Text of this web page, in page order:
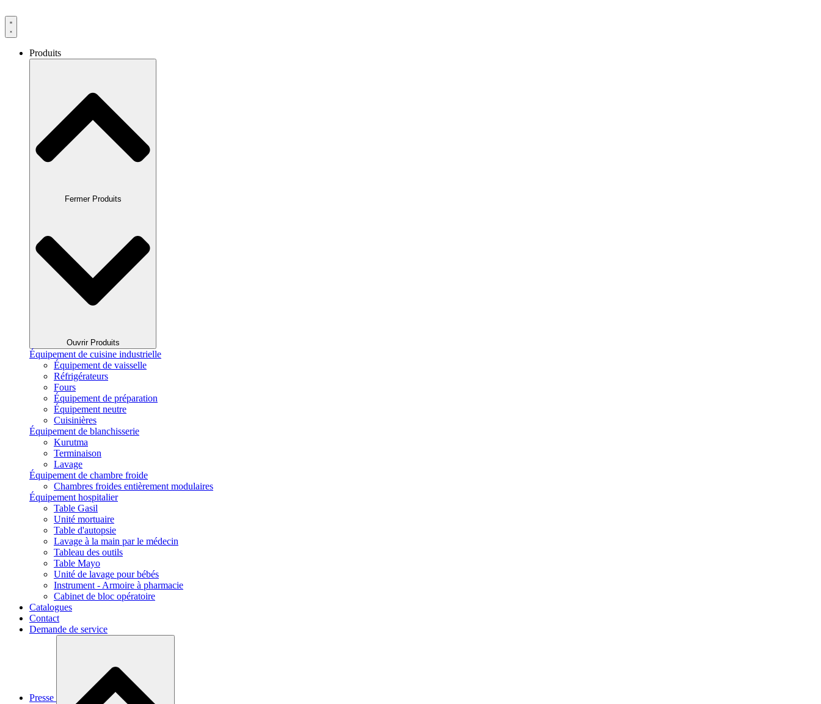
Produits
Fermer Produits
Ouvrir Produits
Équipement de cuisine industrielle
Équipement de vaisselle
Réfrigérateurs
Fours
Équipement de préparation
Équipement neutre
Cuisinières
Équipement de blanchisserie
Kurutma
Terminaison
Lavage
Équipement de chambre froide
Chambres froides entièrement modulaires
Équipement hospitalier
Table Gasil
Unité mortuaire
Table d'autopsie
Lavage à la main par le médecin
Tableau des outils
Table Mayo
Unité de lavage pour bébés
Instrument - Armoire à pharmacie
Cabinet de bloc opératoire
Catalogues
Contact
Demande de service
Presse